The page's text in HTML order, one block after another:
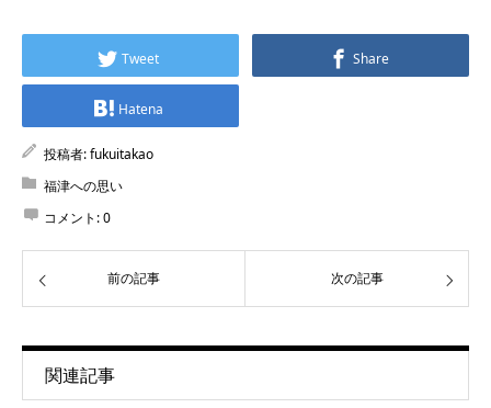
Tweet Share
Hatena
投稿者:fukuitakao
福津への思い
コメント:0
前の記事 次の記事
関連記事